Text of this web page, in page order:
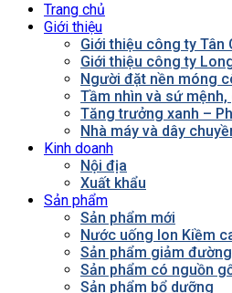
Trang chủ
Giới thiệu
Giới thiệu công ty Tân
Giới thiệu công ty
Người đặt nền móng
Tầm nhìn và sứ
Tăng trưởng xanh –
Nhà máy và dây
Kinh doanh
Nội địa
Xuất khẩu
Sản phẩm
Sản phẩm mới
Nước uống Ion Kiềm
Sản phẩm giảm đường
Sản phẩm có nguồn
Sản phẩm bổ dưỡng